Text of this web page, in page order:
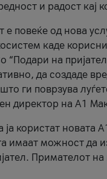
и радост кај
повеќе од нова
каде
на
да создаде
ги поврзува
директор на А1
користат новата
имаат можност да
Примателот